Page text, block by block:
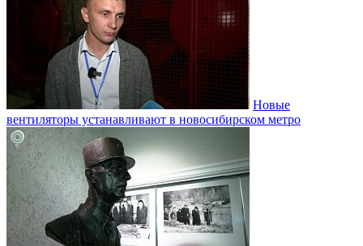
Новые
вентиляторы устанавливают в новосибирском метро